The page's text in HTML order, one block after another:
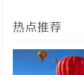
热点推荐